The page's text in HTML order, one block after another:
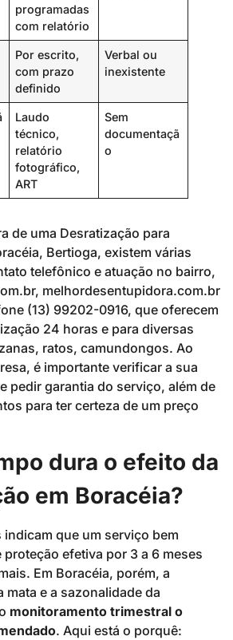
programadas
com relatório
Por escrito,
com prazo
definido
Verbal ou
inexistente
Laudo
técnico,
relatório
fotográfico,
ART
Sem
documentaçã
o
de uma Desratização para
Bertioga, existem várias
telefônico e atuação no bairro,
melhordesentupidora.com.br
(13) 99202-0916, que oferecem
24 horas e para diversas
ratos, camundongos. Ao
é importante verificar a sua
pedir garantia do serviço, além de
para ter certeza de um preço
dura o efeito da
em Boracéia?
que um serviço bem
efetiva por 3 a 6 meses
Em Boracéia, porém, a
mata e a sazonalidade da
monitoramento trimestral o
. Aqui está o porquê: